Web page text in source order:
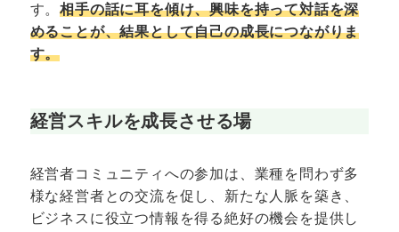
す。相手の話に耳を傾け、興味を持って対話を深
めることが、結果として自己の成長につながりま
す。
経営スキルを成長させる場
経営者コミュニティへの参加は、業種を問わず多
様な経営者との交流を促し、新たな人脈を築き、
ビジネスに役立つ情報を得る絶好の機会を提供し